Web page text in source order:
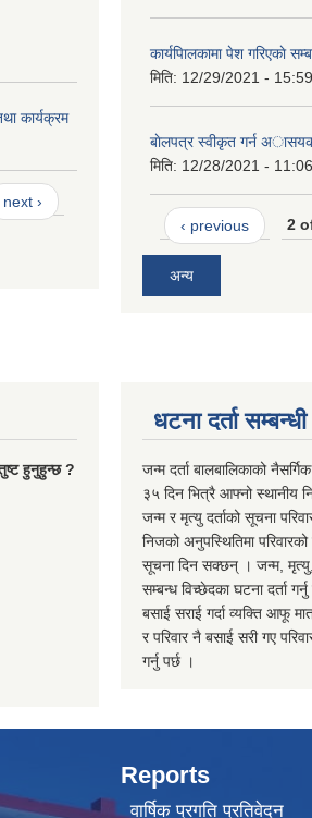
कार्यक्रम
next ›
कार्यपािलकामा पेश गरिएकाे
मिति: 12/29/2021 - 15:59
बाेलपत्र स्वीकृत गर्न
मिति: 12/28/2021 - 11:06
‹ previous 2
अन्य
हुनुहुन्छ ?
धटना दर्ता
जन्म दर्ता बालबालिकाको
३५ दिन भित्रै आफ्नो स्थानीय
जन्म र मृत्यु दर्ताको सूचना
निजको अनुपस्थितिमा
सूचना दिन सक्छन् । जन्म, मृत्यु,
सम्बन्ध विच्छेदका घटना दर्ता
बसाई सराई गर्दा व्यक्ति आफू
र परिवार नै बसाई सरी गए
गर्नु पर्छ ।
Reports
वार्षिक प्रगति प्रतिवेदन